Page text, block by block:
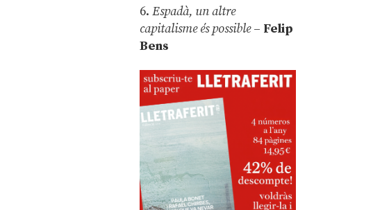
6.Espadà, un altre
capitalisme és possible – Felip
Bens